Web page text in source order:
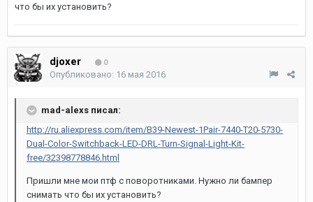
что бы их установить?
djoxer 0
Опубликовано: 16 мая 2016
mad-alexs писал:
http://ru.aliexpress.com/item/B39-Newest-1Pair-7440-T20-5730-
Dual-Color-Switchback-LED-DRL-Turn-Signal-Light-Kit-
free/32398778846.html
Пришли мне мои птф с поворотниками. Нужно ли бампер
снимать что бы их установить?